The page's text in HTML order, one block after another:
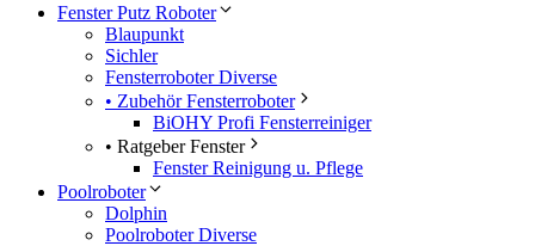
Fenster Putz Roboter
Blaupunkt
Sichler
Fensterroboter Diverse
• Zubehör Fensterroboter
BiOHY Profi Fensterreiniger
• Ratgeber Fenster
Fenster Reinigung u. Pflege
Poolroboter
Dolphin
Poolroboter Diverse